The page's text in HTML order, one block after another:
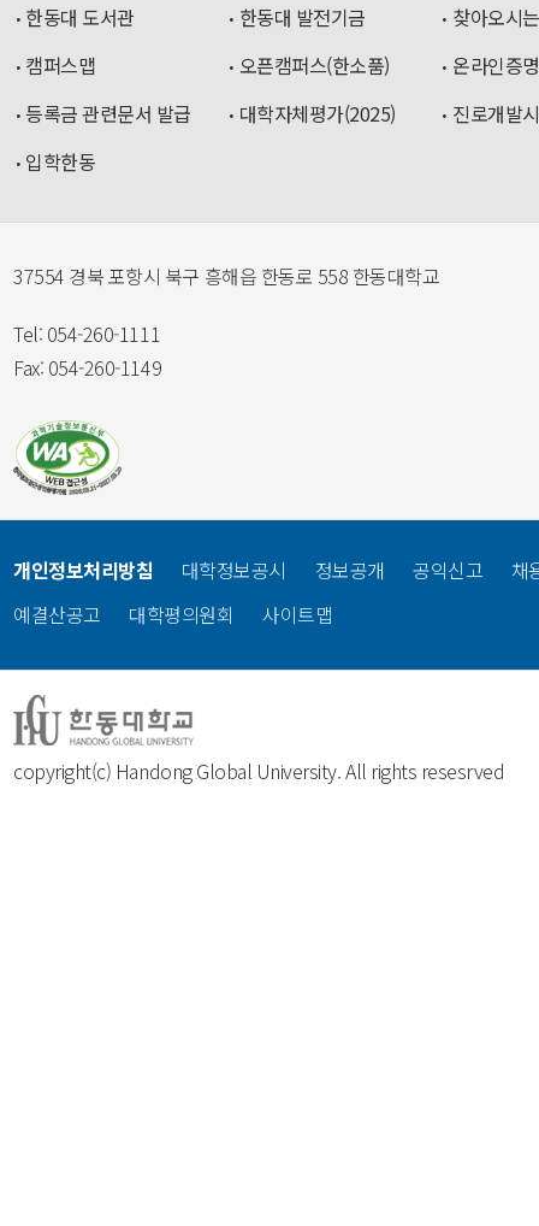
한동대 도서관
한동대 발전기금
찾아오시
캠퍼스맵
오픈캠퍼스(한소품)
온라인증
등록금 관련문서 발급
대학자체평가(2025)
진로개발
입학한동
37554 경북 포항시 북구 흥해읍 한동로 558 한동대학교
Tel: 054-260-1111
Fax: 054-260-1149
copyright(c) Handong Global University. All rights resesrved
개인정보처리방침 대학정보공시 정보공개 공익신고
채
예결산공고
대학평의원회 사이트맵